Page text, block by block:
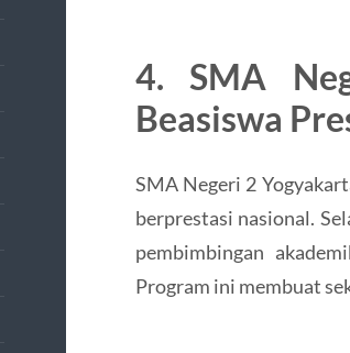
4. SMA
Beasiswa
SMA Negeri 2
berprestasi nasional.
pembimbingan
Program ini membuat